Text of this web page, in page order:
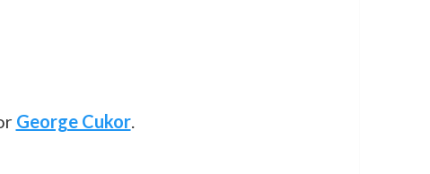
George Cukor.